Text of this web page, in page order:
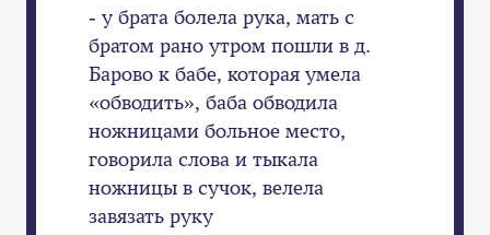
- у брата болела рука, мать с
братом рано утром пошли в д.
Барово к бабе, которая умела
«обводить», баба обводила
ножницами больное место,
говорила слова и тыкала
ножницы в сучок, велела
завязать руку